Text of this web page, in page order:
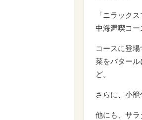
「ニラック
中海満喫コー
コースに登
菜をバター
ど。
さらに、小
他にも、サ